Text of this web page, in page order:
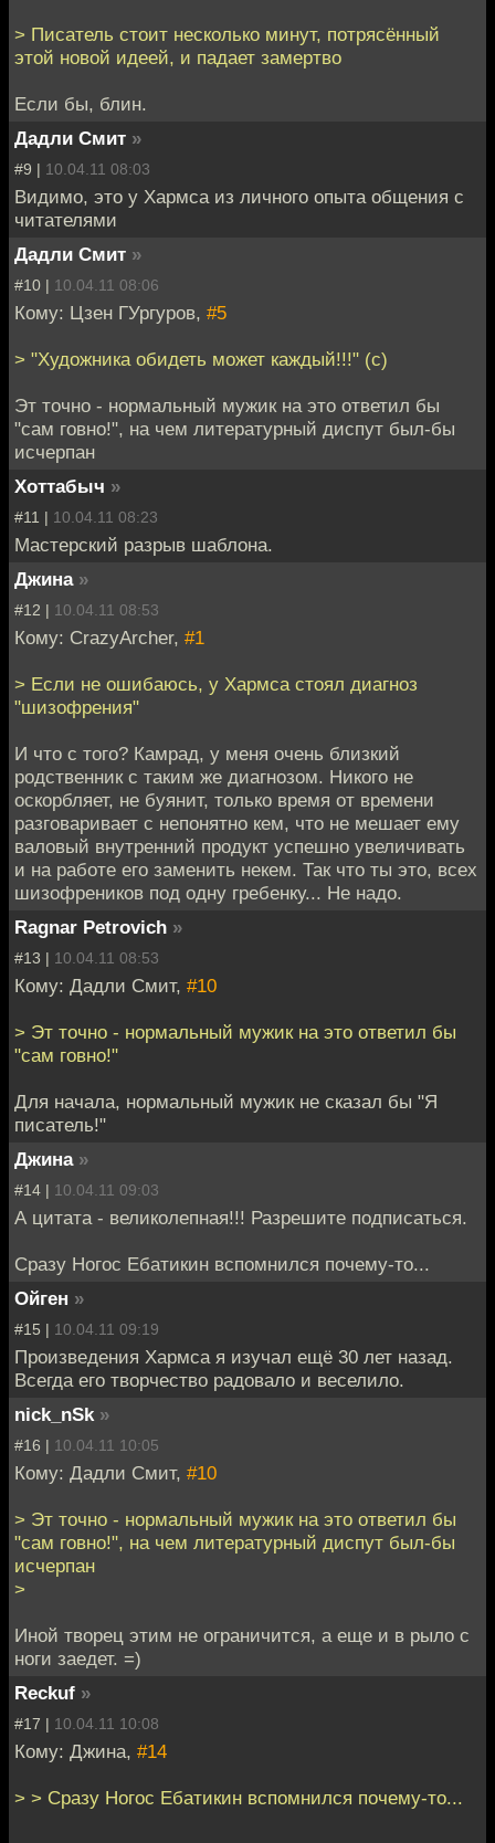
> Писатель стоит несколько минут, потрясённый
этой новой идеей, и падает замертво
Если бы, блин.
Дадли Смит »
#9 | 10.04.11 08:03
Видимо, это у Хармса из личного опыта общения с
читателями
Дадли Смит »
#10 | 10.04.11 08:06
Кому: Цзен ГУргуров, #5
> "Художника обидеть может каждый!!!" (с)
Эт точно - нормальный мужик на это ответил бы
"сам говно!", на чем литературный диспут был-бы
исчерпан
Хоттабыч »
#11 | 10.04.11 08:23
Мастерский разрыв шаблона.
Джина »
#12 | 10.04.11 08:53
Кому: CrazyArcher, #1
> Если не ошибаюсь, у Хармса стоял диагноз
"шизофрения"
И что с того? Камрад, у меня очень близкий
родственник с таким же диагнозом. Никого не
оскорбляет, не буянит, только время от времени
разговаривает с непонятно кем, что не мешает ему
валовый внутренний продукт успешно увеличивать
и на работе его заменить некем. Так что ты это, всех
шизофреников под одну гребенку... Не надо.
Ragnar Petrovich »
#13 | 10.04.11 08:53
Кому: Дадли Смит, #10
> Эт точно - нормальный мужик на это ответил бы
"сам говно!"
Для начала, нормальный мужик не сказал бы "Я
писатель!"
Джина »
#14 | 10.04.11 09:03
А цитата - великолепная!!! Разрешите подписаться.
Сразу Ногос Ебатикин вспомнился почему-то...
Ойген »
#15 | 10.04.11 09:19
Произведения Хармса я изучал ещё 30 лет назад.
Всегда его творчество радовало и веселило.
nick_nSk »
#16 | 10.04.11 10:05
Кому: Дадли Смит, #10
> Эт точно - нормальный мужик на это ответил бы
"сам говно!", на чем литературный диспут был-бы
исчерпан
>
Иной творец этим не ограничится, а еще и в рыло с
ноги заедет. =)
Reckuf »
#17 | 10.04.11 10:08
Кому: Джина, #14
> > Сразу Ногос Ебатикин вспомнился почему-то...